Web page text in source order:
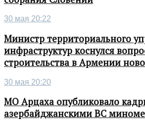
30 мая 20:22
Министр территориального
инфраструктур коснулся
строительства в Армении
30 мая 20:20
МО Арцаха опубликовало
азербайджанскими ВС